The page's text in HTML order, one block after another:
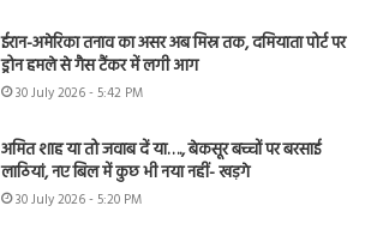
ईरान-अमेरिका तनाव का असर अब मिस्र तक, दमियाता पोर्ट पर
ड्रोन हमले से गैस टैंकर में लगी आग
30 July 2026 - 5:42 PM
अमित शाह या तो जवाब दें या…., बेकसूर बच्चों पर बरसाई
लाठियां, नए बिल में कुछ भी नया नहीं- खड़गे
30 July 2026 - 5:20 PM